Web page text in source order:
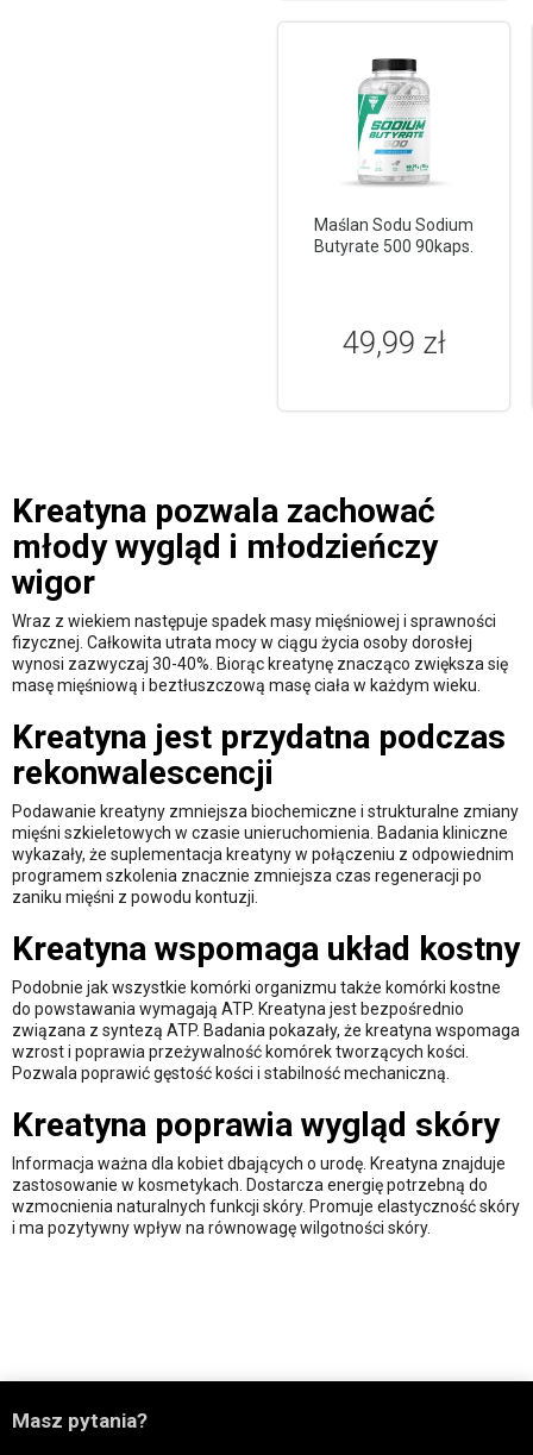
Maślan Sodu Sodium
Butyrate 500 90kaps.
49,99 zł
Kreatyna pozwala zachować
młody wygląd i młodzieńczy
wigor
Wraz z wiekiem następuje spadek masy mięśniowej i sprawności
fizycznej. Całkowita utrata mocy w ciągu życia osoby dorosłej
wynosi zazwyczaj 30-40%. Biorąc kreatynę znacząco zwiększa się
masę mięśniową i beztłuszczową masę ciała w każdym wieku.
Kreatyna jest przydatna podczas
rekonwalescencji
Podawanie kreatyny zmniejsza biochemiczne i strukturalne zmiany
mięśni szkieletowych w czasie unieruchomienia. Badania kliniczne
wykazały, że suplementacja kreatyny w połączeniu z odpowiednim
programem szkolenia znacznie zmniejsza czas regeneracji po
zaniku mięśni z powodu kontuzji.
Kreatyna wspomaga układ kostny
Podobnie jak wszystkie komórki organizmu także komórki kostne
do powstawania wymagają ATP. Kreatyna jest bezpośrednio
związana z syntezą ATP. Badania pokazały, że kreatyna wspomaga
wzrost i poprawia przeżywalność komórek tworzących kości.
Pozwala poprawić gęstość kości i stabilność mechaniczną.
Kreatyna poprawia wygląd skóry
Informacja ważna dla kobiet dbających o urodę. Kreatyna znajduje
zastosowanie w kosmetykach. Dostarcza energię potrzebną do
wzmocnienia naturalnych funkcji skóry. Promuje elastyczność skóry
i ma pozytywny wpływ na równowagę wilgotności skóry.
Masz pytania?